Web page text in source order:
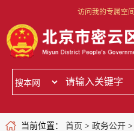
访问我的专属空间
当前位置： 首页 > 政务公开>